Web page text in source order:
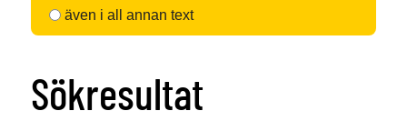
även i all annan text
Sökresultat